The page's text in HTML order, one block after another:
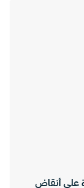
على أنقاض